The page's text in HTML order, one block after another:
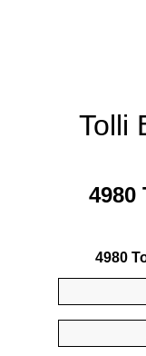
Tolli
4980
4980